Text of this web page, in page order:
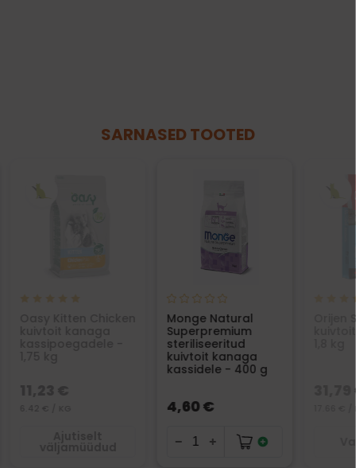
SARNASED TOOTED
Monge Natural
Superpremium
steriliseeritud
kuivtoit kanaga
kassidele - 400 g
4,60 €
Orijen